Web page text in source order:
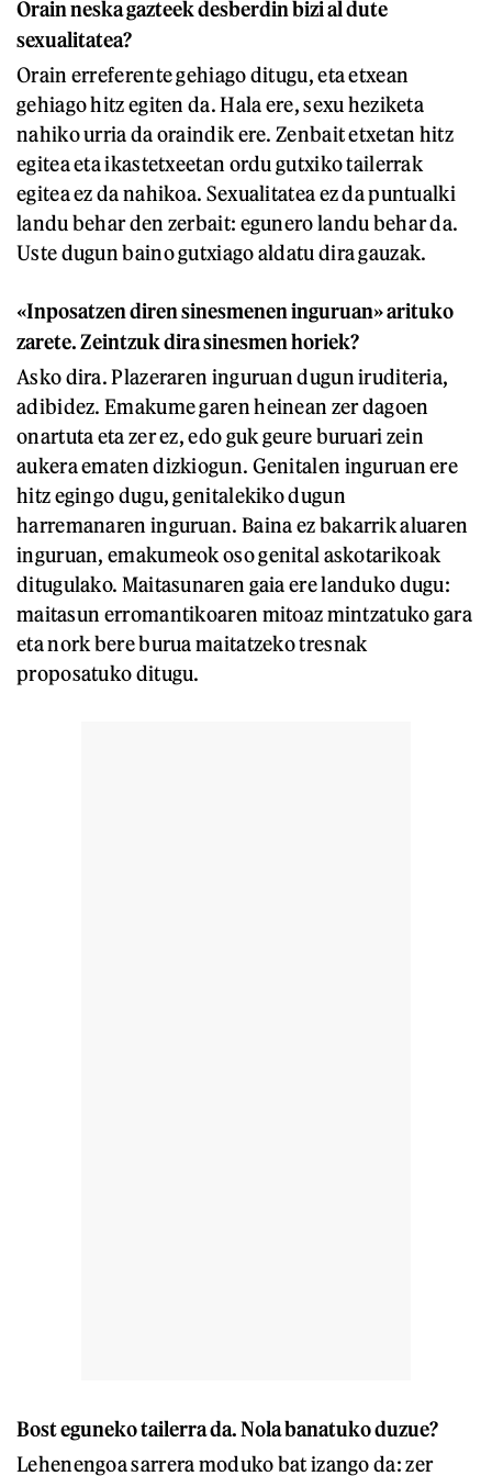
Orain neska gazteek desberdin bizi al dute
sexualitatea?
Orain erreferente gehiago ditugu, eta etxean
gehiago hitz egiten da. Hala ere, sexu heziketa
nahiko urria da oraindik ere. Zenbait etxetan hitz
egitea eta ikastetxeetan ordu gutxiko tailerrak
egitea ez da nahikoa. Sexualitatea ez da puntualki
landu behar den zerbait: egunero landu behar da.
Uste dugun baino gutxiago aldatu dira gauzak.
«Inposatzen diren sinesmenen inguruan» arituko
zarete. Zeintzuk dira sinesmen horiek?
Asko dira. Plazeraren inguruan dugun iruditeria,
adibidez. Emakume garen heinean zer dagoen
onartuta eta zer ez, edo guk geure buruari zein
aukera ematen dizkiogun. Genitalen inguruan ere
hitz egingo dugu, genitalekiko dugun
harremanaren inguruan. Baina ez bakarrik aluaren
inguruan, emakumeok oso genital askotarikoak
ditugulako. Maitasunaren gaia ere landuko dugu:
maitasun erromantikoaren mitoaz mintzatuko gara
eta nork bere burua maitatzeko tresnak
proposatuko ditugu.
Bost eguneko tailerra da. Nola banatuko duzue?
Lehenengoa sarrera moduko bat izango da: zer